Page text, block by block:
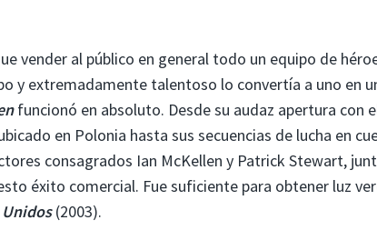
vender al público en general todo un equipo de
y extremadamente talentoso lo convertía a uno en
funcionó en absoluto. Desde su audaz apertura con
en Polonia hasta sus secuencias de lucha en
consagrados Ian McKellen y Patrick Stewart,
éxito comercial. Fue suficiente para obtener luz
Unidos(2003).